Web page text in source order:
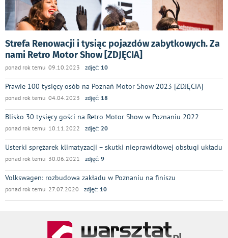
Strefa Renowacji i tysiąc pojazdów zabytkowych. Za
nami Retro Motor Show [ZDJĘCIA]
ponad rok temu 09.10.2023 zdjęć: 10
Prawie 100 tysięcy osób na Poznań Motor Show 2023 [ZDJĘCIA]
ponad rok temu 04.04.2023 zdjęć: 18
Blisko 30 tysięcy gości na Retro Motor Show w Poznaniu 2022
ponad rok temu 10.11.2022 zdjęć: 20
Usterki sprężarek klimatyzacji – skutki nieprawidłowej obsługi układu
ponad rok temu 30.06.2021 zdjęć: 9
Volkswagen: rozbudowa zakładu w Poznaniu na finiszu
ponad rok temu 27.07.2020 zdjęć: 10